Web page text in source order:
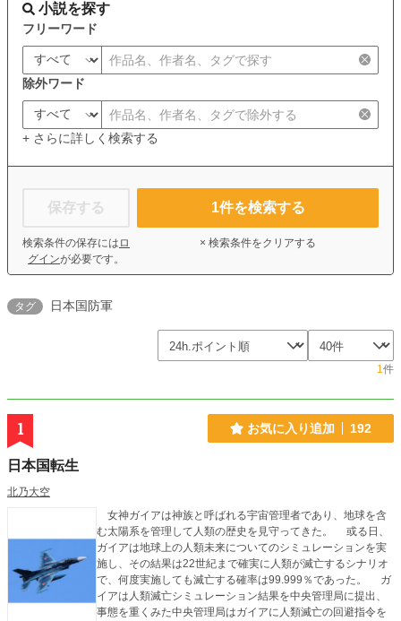
小説を探す
フリーワード
除外ワード
+ さらに詳しく検索する
保存する
検索条件の保存には ロ
グインが必要です。
1件を検索する
× 検索条件をクリアする
タグ 日本国防軍
1件
1 お気に入り追加 192
日本国転生
北乃大空
女神ガイアは神族と呼ばれる宇宙管理者であり、地球を含
む太陽系を管理して人類の歴史を見守ってきた。 或る日、
ガイアは地球上の人類未来についてのシミュレーションを実
施し、その結果は22世紀まで確実に人類が滅亡するシナリオ
で、何度実施しても滅亡する確率は99.999％であった。 ガ
イアは人類滅亡シミュレーション結果を中央管理局に提出、
事態を重くみた中央管理局はガイアに人類滅亡の回避指令を